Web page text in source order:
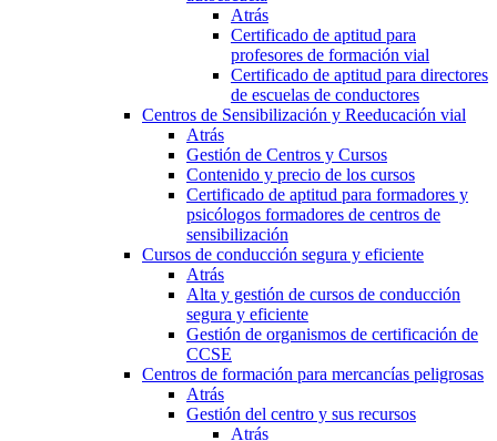
Atrás
Certificado de aptitud para
profesores de formación vial
Certificado de aptitud para directores
de escuelas de conductores
Centros de Sensibilización y Reeducación vial
Atrás
Gestión de Centros y Cursos
Contenido y precio de los cursos
Certificado de aptitud para formadores y
psicólogos formadores de centros de
sensibilización
Cursos de conducción segura y eficiente
Atrás
Alta y gestión de cursos de conducción
segura y eficiente
Gestión de organismos de certificación de
CCSE
Centros de formación para mercancías peligrosas
Atrás
Gestión del centro y sus recursos
Atrás